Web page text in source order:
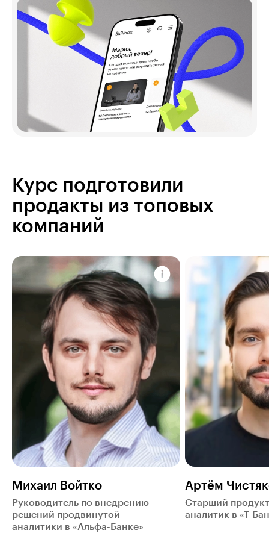
Курс подготовили
продакты из топовых
компаний
Михаил Войтко
Руководитель по внедрению
решений продвинутой
аналитики в «Альфа-Банке»
Артём
Старший
аналитик в «Т-